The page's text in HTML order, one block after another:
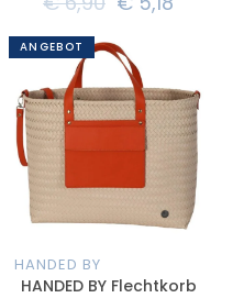
ANGEBOT
HANDED BY
HANDED BY Flechtkorb